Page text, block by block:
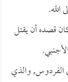
قصده أن يقتل
الفردوس, والذي